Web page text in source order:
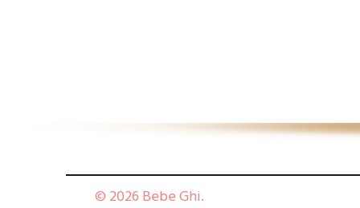
© 2026 Bebe Ghi.